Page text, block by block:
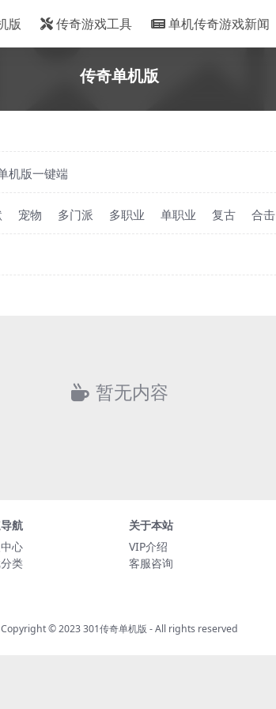
版 传奇游戏工具 单机传奇游戏新闻
传奇单机版
机版一键端
宠物 多门派 多职业 单职业 复古 合击
暂无内容
航
心
类
关于本站
VIP介绍
客服咨询
Copyright © 2023301传奇单机版 - All rights reserved